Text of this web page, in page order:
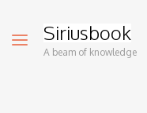
Siriusbook
A beam of knowledge